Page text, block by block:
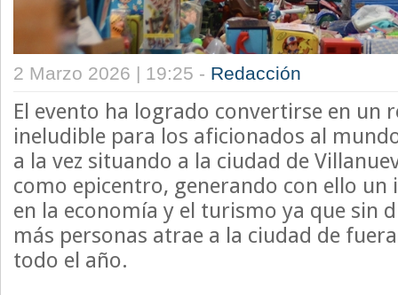
2 Marzo 2026 | 19:25 - Redacción
El evento ha logrado convertirse en un
ineludible para los aficionados al
a la vez situando a la ciudad de
como epicentro, generando con ello
en la economía y el turismo ya que sin
más personas atrae a la ciudad de
todo el año.